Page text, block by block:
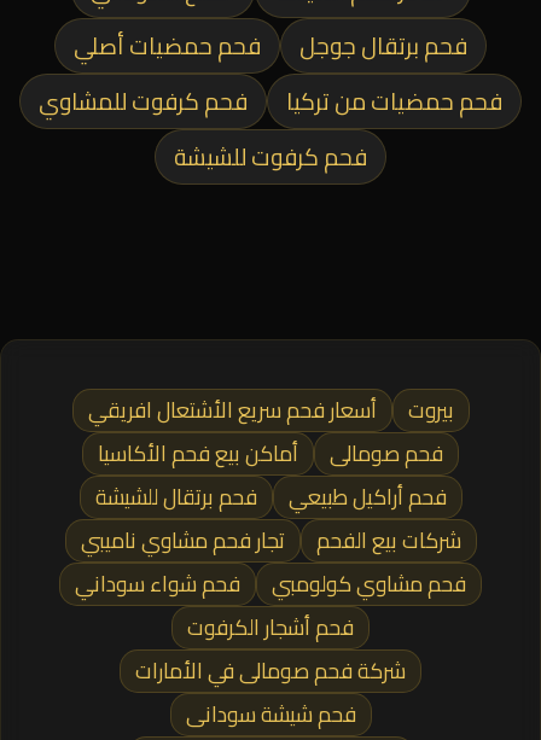
فحم برتقال جوجل
فحم حمضيات أصلي
فحم حمضيات من تركيا
فحم كرفوت للمشاوي
فحم كرفوت للشيشة
بيروت
أسعار فحم سريع الأشتعال افريقي
فحم صومالى
أماكن بيع فحم الأكاسيا
فحم أراكيل طبيعي
فحم برتقال للشيشة
شركات بيع الفحم
تجار فحم مشاوي ناميبي
فحم مشاوي كولومبي
فحم شواء سوداني
فحم أشجار الكرفوت
شركة فحم صومالى في الأمارات
فحم شيشة سودانى